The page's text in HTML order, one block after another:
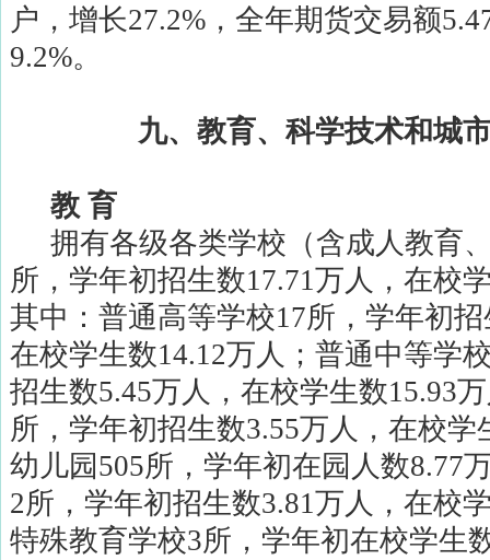
户，增长27.2% ，全年期货交易额
9.2%。
九、教育、科学技术和城
教 育
拥有各级各类学校（含成人教育
所，学年初招生数17.71万人，在校
其中：普通高等学校17所，学年初
在校学生数14.12万人；普通中等学
招生数5.45万人，在校学生数15.93
所，学年初招生数3.55万人，在校学
幼儿园 505所，学年初在园人数8.77
2所，学年初招生数3.81万人，在校
特殊教育学校3所，学年初在校学生